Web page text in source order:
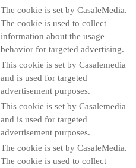
The cookie is set by CasaleMedia.
The cookie is used to collect
information about the usage
behavior for targeted advertising.
This cookie is set by Casalemedia
and is used for targeted
advertisement purposes.
This cookie is set by Casalemedia
and is used for targeted
advertisement purposes.
The cookie is set by CasaleMedia.
The cookie is used to collect